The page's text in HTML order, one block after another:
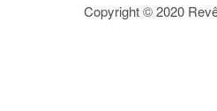
Copyright © 2020